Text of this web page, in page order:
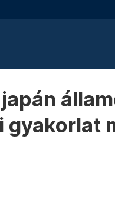
gyakorlat